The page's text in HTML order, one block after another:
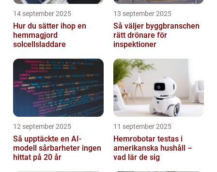
14 september 2025
Hur du sätter ihop en
hemmagjord
solcellsladdare
13 september 2025
Så väljer byggbranschen
rätt drönare för
inspektioner
12 september 2025
Så upptäckte en AI-
modell sårbarheter ingen
hittat på 20 år
11 september 2025
Hemrobotar testas i
amerikanska hushåll –
vad lär de sig